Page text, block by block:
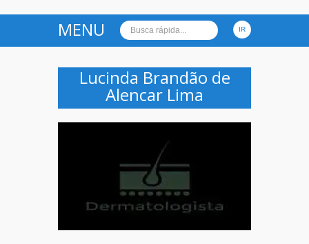
MENU
Lucinda Brandão de
Alencar Lima